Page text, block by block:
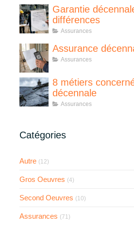
Garantie
différences
Assurances
Assurance
Assurances
8 métiers
décennale
Assurances
Catégories
Autre (12)
Gros Oeuvres (4)
Second Oeuvres (10)
Assurances (71)